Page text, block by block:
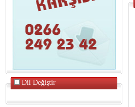
Dil Değiştir